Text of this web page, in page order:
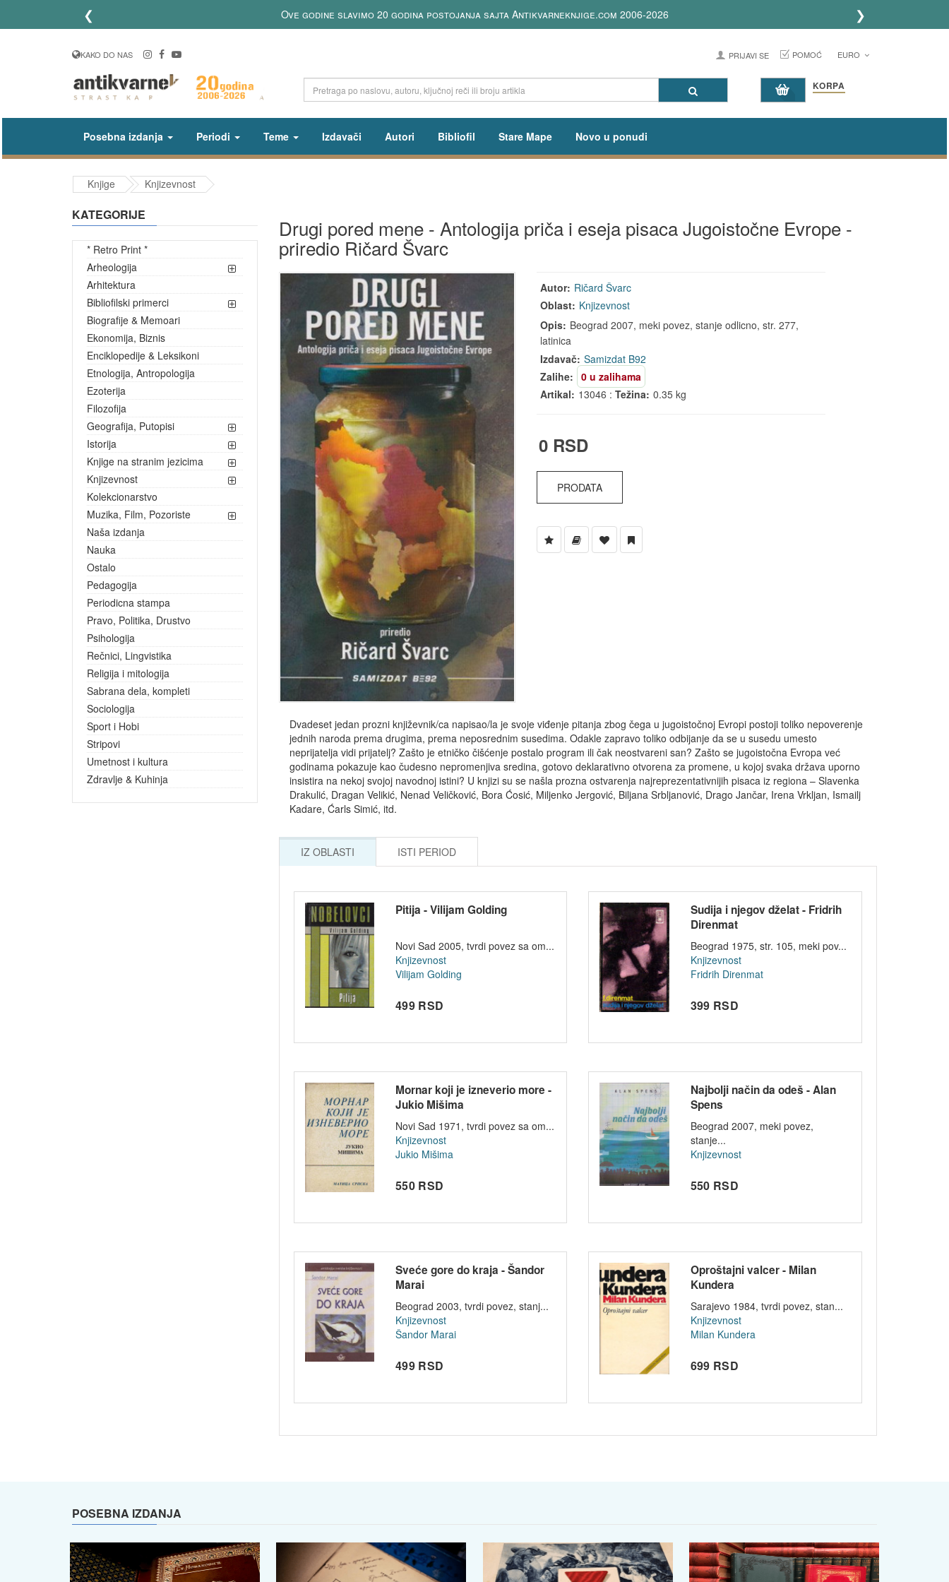
❮ Ove godine slavimo 20 godina postojanja sajta Antikvarneknjige.com 2006-2026 ❯
KAKO DO NAS PRIJAVI SE POMOĆ EURO
KORPA
Posebna izdanja Periodi Teme Izdavači Autori Bibliofil Stare Mape Novo u ponudi
Knjige Knjizevnost
KATEGORIJE
* Retro Print *
Arheologija
Arhitektura
Bibliofilski primerci
Biografije & Memoari
Ekonomija, Biznis
Enciklopedije & Leksikoni
Etnologija, Antropologija
Ezoterija
Filozofija
Geografija, Putopisi
Istorija
Knjige na stranim jezicima
Knjizevnost
Kolekcionarstvo
Muzika, Film, Pozoriste
Naša izdanja
Nauka
Ostalo
Pedagogija
Periodicna stampa
Pravo, Politika, Drustvo
Psihologija
Rečnici, Lingvistika
Religija i mitologija
Sabrana dela, kompleti
Sociologija
Sport i Hobi
Stripovi
Umetnost i kultura
Zdravlje & Kuhinja
Drugi pored mene - Antologija priča i eseja pisaca Jugoistočne Evrope -
priredio Ričard Švarc
Autor: Ričard Švarc
Oblast: Knjizevnost
Opis: Beograd 2007, meki povez, stanje odlicno, str. 277,
latinica
Izdavač: Samizdat B92
Zalihe:
0 u zalihama
Artikal: 13046 :Težina: 0.35 kg
0 RSD
PRODATA
Dvadeset jedan prozni književnik/ca napisao/la je svoje viđenje pitanja zbog čega u jugoistočnoj Evropi postoji toliko nepoverenje
jednih naroda prema drugima, prema neposrednim susedima. Odakle zapravo toliko odbijanje da se u susedu umesto
neprijatelja vidi prijatelj? Zašto je etničko čišćenje postalo program ili čak neostvareni san? Zašto se jugoistočna Evropa već
godinama pokazuje kao čudesno nepromenjiva sredina, gotovo deklarativno otvorena za promene, u kojoj svaka država uporno
insistira na nekoj svojoj navodnoj istini? U knjizi su se našla prozna ostvarenja najreprezentativnijih pisaca iz regiona – Slavenka
Drakulić, Dragan Velikić, Nenad Veličković, Bora Ćosić, Miljenko Jergović, Biljana Srbljanović, Drago Jančar, Irena Vrkljan, Ismailj
Kadare, Ćarls Simić, itd.
IZ OBLASTI ISTI PERIOD
Pitija - Vilijam Golding
Novi Sad 2005, tvrdi povez sa om...
Knjizevnost
Vilijam Golding
499 RSD
Sudija i njegov dželat - Fridrih
Direnmat
Beograd 1975, str. 105, meki pov...
Knjizevnost
Fridrih Direnmat
399 RSD
Mornar koji je izneverio more -
Jukio Mišima
Novi Sad 1971, tvrdi povez sa om...
Knjizevnost
Jukio Mišima
550 RSD
Najbolji način da odeš - Alan
Spens
Beograd 2007, meki povez,
stanje...
Knjizevnost
550 RSD
Sveće gore do kraja - Šandor
Marai
Beograd 2003, tvrdi povez, stanj...
Knjizevnost
Šandor Marai
499 RSD
Oproštajni valcer - Milan
Kundera
Sarajevo 1984, tvrdi povez, stan...
Knjizevnost
Milan Kundera
699 RSD
POSEBNA IZDANJA